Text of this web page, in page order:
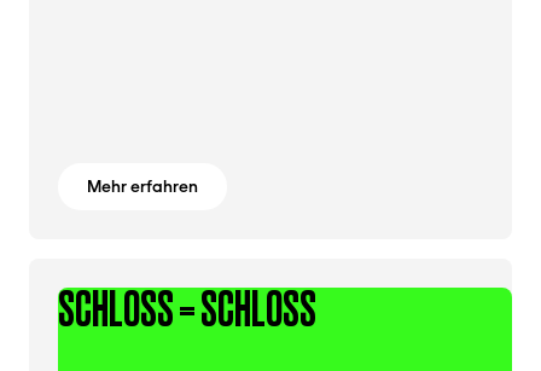
Mehr erfahren
SCHLOSS = SCHLOSS